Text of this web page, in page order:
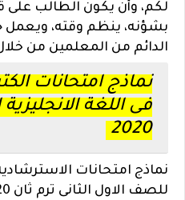
لكم، وأن يكون الطالب على
بشؤنه، ينظم وقته، ويعمل
الدائم من المعلمين من
نماذج امتحانات
فى اللغة
2020
نماذج امتحانات